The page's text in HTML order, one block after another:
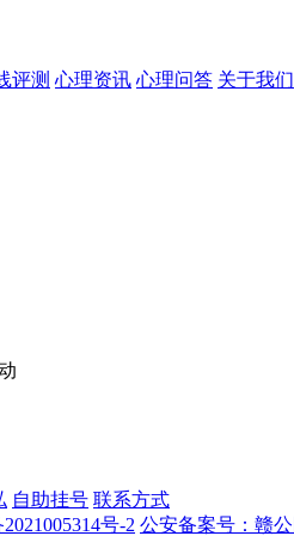
评测 心理资讯 心理问答 关于我们
自助挂号 联系方式
号-2 公安备案号：赣公